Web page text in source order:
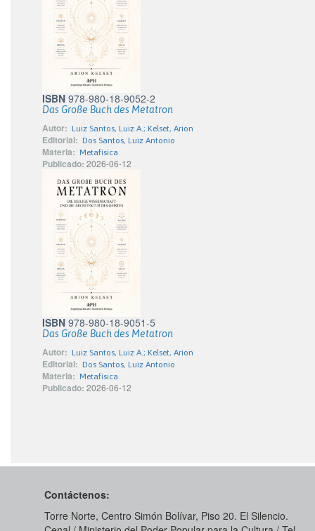
ISBN 978-980-18-9052-2
Das Große Buch des Metatron
Autor: Luiz Santos, Luiz A.; Kelset, Arion
Editorial: Dos Santos, Luiz Antonio
Materia: Metafísica
Publicado: 2026-06-12
ISBN 978-980-18-9051-5
Das Große Buch des Metatron
Autor: Luiz Santos, Luiz A.; Kelset, Arion
Editorial: Dos Santos, Luiz Antonio
Materia: Metafísica
Publicado: 2026-06-12
Contáctenos:
Torre Norte, Centro Simón Bolívar, Piso 20. El Silencio.